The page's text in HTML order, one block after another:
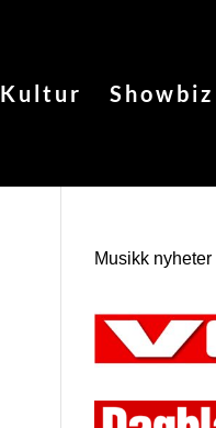
Kultur Showbiz
Musikk nyheter